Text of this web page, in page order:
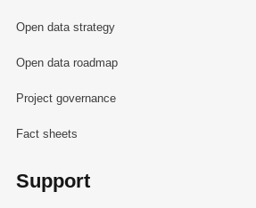
Open data strategy
Open data roadmap
Project governance
Fact sheets
Support